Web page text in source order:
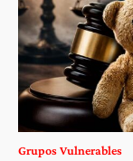
Grupos Vulnerables